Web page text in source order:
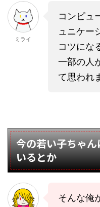
ミライ
コンピュ
ュニケー
コツにな
一部の人
て思われ
今の若い子ちゃ
いるとか
そんな俺